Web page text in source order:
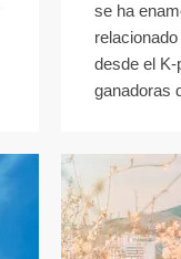
se ha
desde el
ganadoras